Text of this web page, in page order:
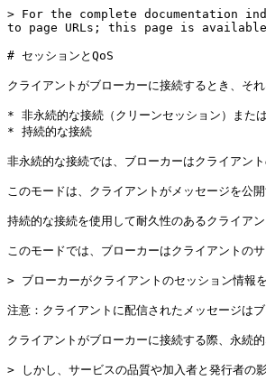
> For the complete documentation
to page URLs; this page is available
# セッションとQoS
クライアントがブローカーに接続するとき、そ
* 非永続的な接続（クリーンセッション）または
* 持続的な接続
非永続的な接続では、ブローカーはクライアン
このモードは、クライアントがメッセージを公
持続的な接続を使用して耐久性のあるクライア
このモードでは、ブローカーはクライアントの
> ブローカーがクライアントのセッション情報
注意：クライアントに配信されたメッセージは
クライアントがブローカーに接続する際、永
> しかし、サービスの品質や加入者と発行者の